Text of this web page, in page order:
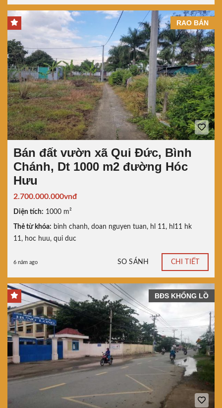
RAO BÁN
Bán đất vườn xã Qui Đức, Bình
Chánh, Dt 1000 m2 đường Hóc
Hưu
2.700.000.000vnđ
Diện tích: 1000 m²
Thẻ từ khóa: binh chanh, doan nguyen tuan, hl 11 , hl11 hk
11 , hoc huu, qui duc
6 năm ago SO SÁNH CHI TIẾT
BĐS KHỔNG LỒ